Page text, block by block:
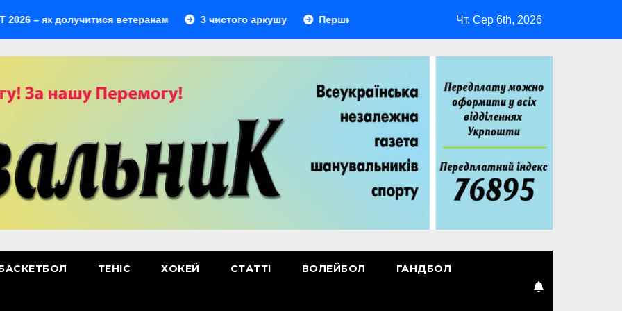
долучитися ветеранам З чистого аркушу Перший лідер Повернення Мудрика Втрачені ілюзії
Чт. Сер 6th, 2026
ТЕНІС ХОКЕЙ СТАТТІ ВОЛЕЙБОЛ ГАНДБОЛ